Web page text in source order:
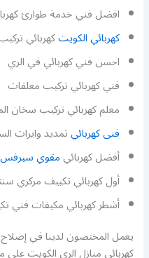
افضل فني خدمة طوارئ
كهربائي الكويتكهربائي
احسن فني كهربائي في الري
فني كهربائي تركيب معلقات
معلم كهربائي تركيب سخان
فنى كهربائيتمديد وايرات
أفضل كهربائيمقوي سيرفس
أول كهربائي تكييف مركزي
أشطر كهربائي مكيفات فني
يعمل المختصون لدينا في